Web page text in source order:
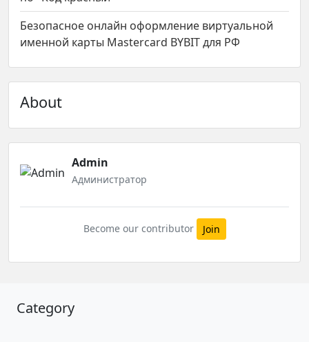
Безопасное онлайн оформление виртуальной
именной карты Mastercard BYBIT для РФ
About
Admin
Администратор
Become our contributor Join
Category